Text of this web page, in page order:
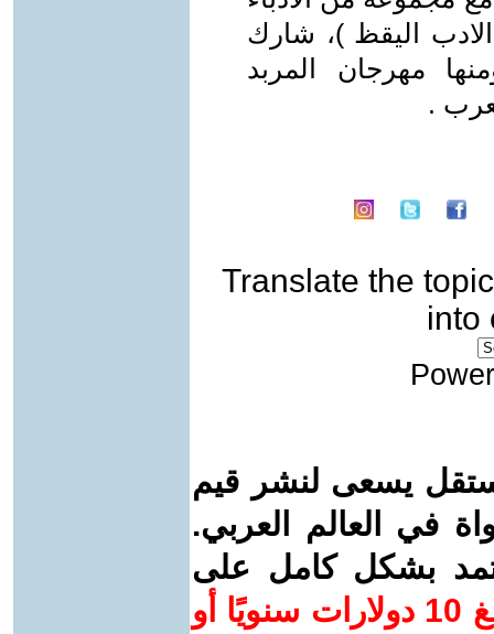
( اسرة الادب اليقظ )، شارك
مهرجان المربد
.
Translate the topic
into
يسعى لنشر قيم
في العالم العربي.
بشكل كامل على
ساهم/ي معنا! بدعمكم بمبلغ 10 دولارات سنويًا أو